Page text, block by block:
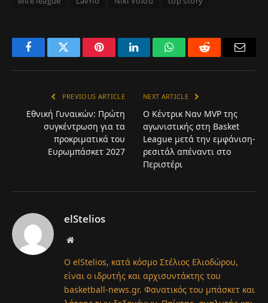
FacebookTwitter PinterestLinkedInWhatsAppReddit Email
PREVIOUS ARTICLE
Εθνική Γυναικών: Πρώτη
συγκέντρωση για τα
προκριματικά του
Ευρωμπάσκετ 2027
NEXT ARTICLE
Ο Κέντρικ Ναν MVP της
αγωνιστικής στη Basket
League μετά την εμφάνιση-
ρεσιτάλ απέναντι στο
Περιστέρι
elStelios
Website
Ο elStelios, κατά κόσμο Στέλιος Ελιοδώρου,
είναι ο ιδρυτής και αρχισυντάκτης του
basketball-news.gr. Φανατικός του μπάσκετ και